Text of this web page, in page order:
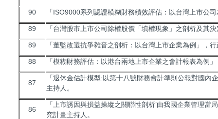
90 「ISO9000系列認證模糊財務績效評估：以台灣上市公
89 「台灣股市上市公司除權股價「填權現象」之剖析及其
89 「董監改選抗爭雜音之剖析：以台灣上市企業為例」，
88 「模糊財務評估：以港台兩地上市企業之會計報表為例
87
「退休金估計模型:以第十八號財務會計準則公報對國
主持人。
86
「上市誘因與損益操縱之關聯性剖析’由我國企業管理
究計畫主持人。